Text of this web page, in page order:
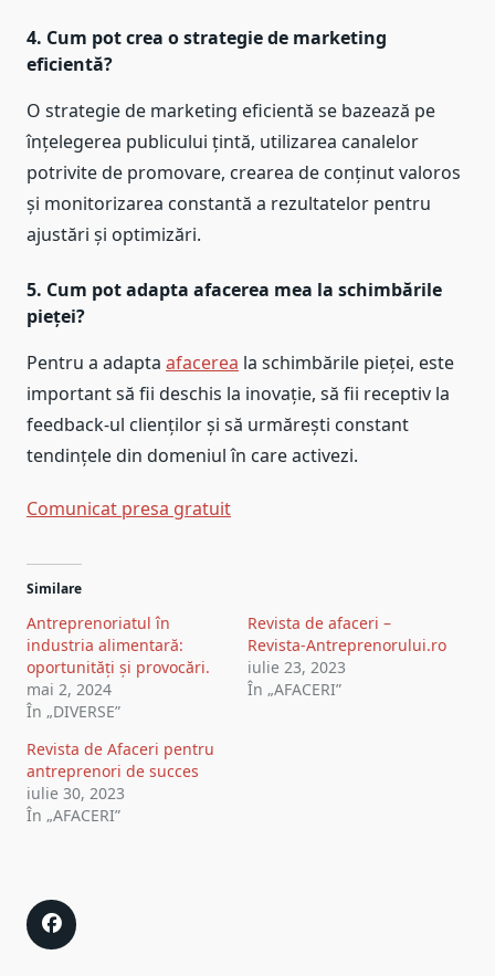
4. Cum pot crea o strategie de marketing
eficientă?
O strategie de marketing eficientă se bazează pe
înțelegerea publicului țintă, utilizarea canalelor
potrivite de promovare, crearea de conținut valoros
și monitorizarea constantă a rezultatelor pentru
ajustări și optimizări.
5. Cum pot adapta afacerea mea la schimbările
pieței?
Pentru a adapta afacerea la schimbările pieței, este
important să fii deschis la inovație, să fii receptiv la
feedback-ul clienților și să urmărești constant
tendințele din domeniul în care activezi.
Navigare
în
articole
Comunicat presa gratuit
Similare
Antreprenoriatul în
industria alimentară:
oportunități și provocări.
mai 2, 2024
În „DIVERSE”
Revista de afaceri –
Revista-Antreprenorului.ro
iulie 23, 2023
În „AFACERI”
Revista de Afaceri pentru
antreprenori de succes
iulie 30, 2023
În „AFACERI”